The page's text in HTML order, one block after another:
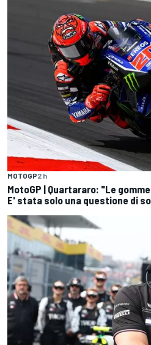
MOTOGP2 h
MotoGP | Quartararo: "Le
E' stata solo una questione di